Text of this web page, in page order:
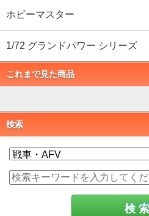
ホビーマスター
1/72 グランドパワー シリーズ
これまで見た商品
検索